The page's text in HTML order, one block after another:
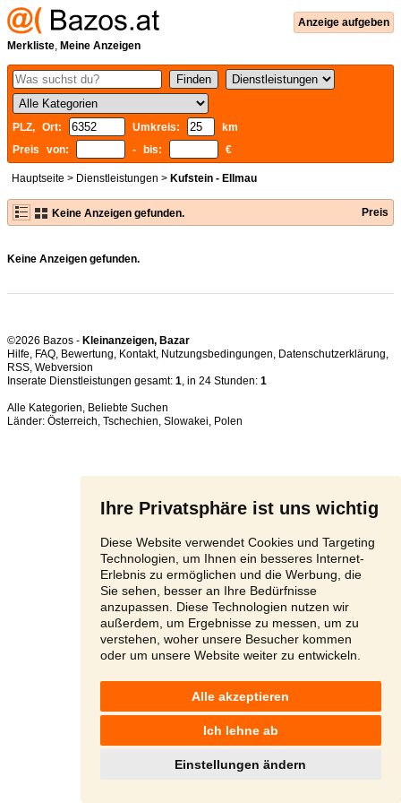
Ihre Privatsphäre ist uns wichtig
Diese Website verwendet Cookies und Targeting
Technologien, um Ihnen ein besseres Internet-
Erlebnis zu ermöglichen und die Werbung, die
Sie sehen, besser an Ihre Bedürfnisse
anzupassen. Diese Technologien nutzen wir
außerdem, um Ergebnisse zu messen, um zu
verstehen, woher unsere Besucher kommen
oder um unsere Website weiter zu entwickeln.
Alle akzeptieren
Ich lehne ab
Einstellungen ändern
Anzeige aufgeben
Merkliste, Meine Anzeigen
PLZ, Ort: Umkreis:
km
Preis von:
- bis: €
Hauptseite > Dienstleistungen > Kufstein - Ellmau
Keine Anzeigen gefunden. Preis
Keine Anzeigen gefunden.
©2026 Bazos - Kleinanzeigen, Bazar
Hilfe, FAQ, Bewertung, Kontakt, Nutzungsbedingungen, Datenschutzerklärung,
RSS,
Inserate Dienstleistungen gesamt: 1, in 24 Stunden: 1
Alle Kategorien, Beliebte Suchen
Länder: Österreich, Tschechien, Slowakei, Polen